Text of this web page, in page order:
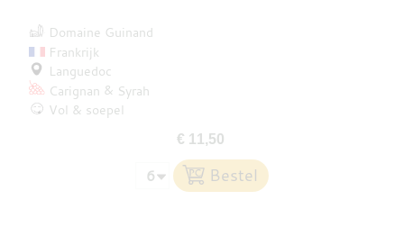
Domaine Guinand
Frankrijk
Languedoc
Carignan
Syrah
Vol & soepel
€ 11,50